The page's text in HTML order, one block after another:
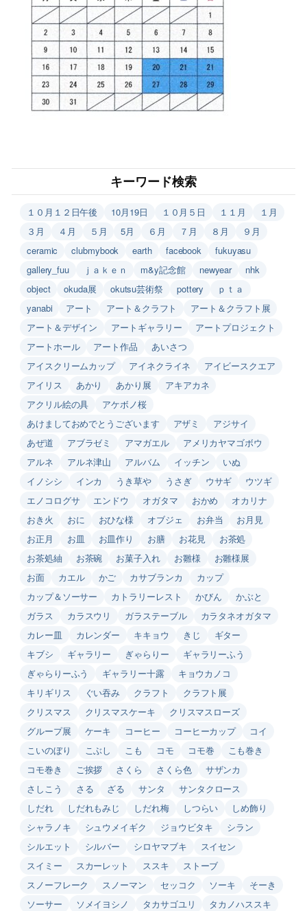
キーワード検索
１０月１２日午後 10月19日 １０月５日 １１月
１月
３月
４月 ５月 5月 ６月 ７月 ８月
９月
ceramic
clubmybook earth facebook
fukuyasu
gallery_fuu
ｊａｋｅｎ m&y記念館 newyear
nhk
object
okuda展 okutsu芸術祭 pottery
ｐｔａ
yanabi
アート アート＆クラフト
アート＆クラフト展
アート＆デザイン
アートギャラリー
アートプロジェクト
アートホール
アート作品
あいさつ
アイスクリームカップ
アイネクライネ
アイビースクエア
アイリス
あかり あかり展
アキアカネ
アクリル絵の具
アケボノ桜
あけましておめでとうございます
アザミ
アジサイ
あぜ道
アブラゼミ アマガエル
アメリカヤマゴボウ
アルネ
アルネ津山 アルバム イッチン
いぬ
イノシシ
インカ うき草や うさぎ ウサギ
ウツギ
エノコログサ
エンドウ オガタマ おかめ
オカリナ
おき火
おに おひな様 オブジェ お弁当
お月見
お正月
お皿 お皿作り お膳 お花見
お茶処
お茶処紬
お茶碗 お菓子入れ お雛様
お雛様展
お面
カエル かご カサブランカ
カップ
カップ＆ソーサー
カトラリーレスト かびん
かぶと
ガラス
カラスウリ ガラステーブル
カラタネオガタマ
カレー皿
カレンダー キキョウ きじ
ギター
キブシ
ギャラリー ぎゃらりー
ギャラリーふう
ぎゃらりーふう
ギャラリー十露
キョウカノコ
キリギリス
ぐい吞み クラフト
クラフト展
クリスマス
クリスマスケーキ
クリスマスローズ
グループ展
ケーキ コーヒー コーヒーカップ
コイ
こいのぼり
こぶし こも コモ コモ巻
こも巻き
コモ巻き
ご挨拶 さくら さくら色
サザンカ
さしこう
さる ざる サンタ
サンタクロース
しだれ
しだれもみじ しだれ梅 しつらい
しめ飾り
シャラノキ
シュウメイギク ジョウビタキ
シラン
シルエット
シルバー シロヤマブキ
スイセン
スイミー
スカーレット ススキ
ストーブ
スノーフレーク
スノーマン セッコク ソーキ
そーき
ソーサー
ソメイヨシノ タカサゴユリ
タカノハススキ